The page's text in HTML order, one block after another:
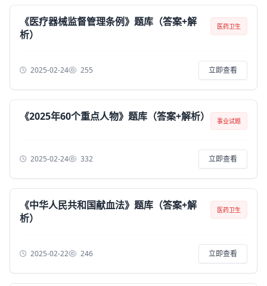
《医疗器械监督管理条例》题库（答案+解
析）
医药卫生
2025-02-24 255 立即查看
《2025年60个重点人物》题库（答案+解析） 事业试题
2025-02-24 332 立即查看
《中华人民共和国献血法》题库（答案+解
析）
医药卫生
2025-02-22 246 立即查看